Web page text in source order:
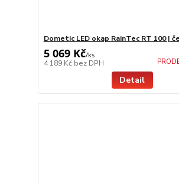
Dometic LED okap RainTec RT 100 |
5 069 Kč/ks
4 189 Kč bez DPH
Detail